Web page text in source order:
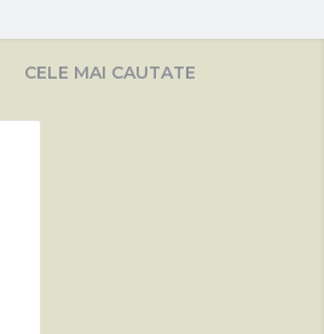
CELE MAI CAUTATE